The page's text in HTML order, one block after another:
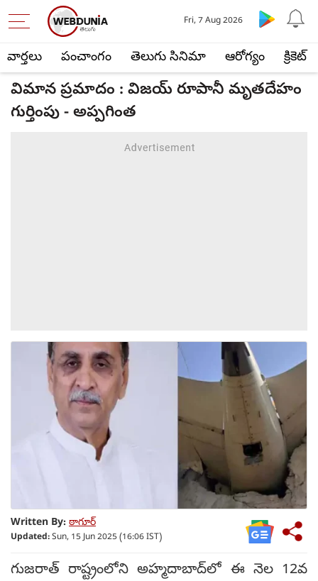
వార్తలు పంచాంగం తెలుగు సినిమా ఆరోగ్యం క్రికెట్
Fri, 7 Aug 2026
విమాన ప్రమాదం : విజయ్ రూపానీ మృతదేహం
గుర్తింపు - అప్పగింత
Written By: ఠాగూర్
Updated:Sun, 15 Jun 2025 (16:06 IST)
గుజరాత్ రాష్ట్రంలోని అహ్మదాబాద్‌లో ఈ నెల 12వ